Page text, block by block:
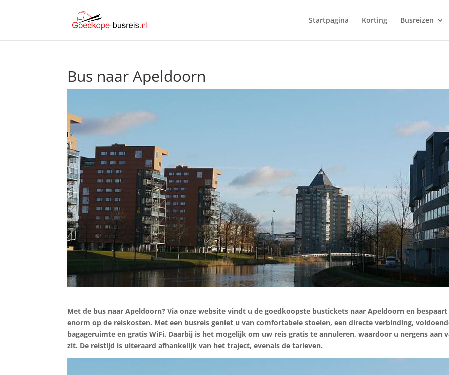
Startpagina Korting Busreizen
Bus naar Apeldoorn
Met de bus naar Apeldoorn? Via onze website vindt u de goedkoopste bustickets naar Apeldoorn en
enorm op de reiskosten. Met een busreis geniet u van comfortabele stoelen, een directe verbinding,
bagageruimte en gratis WiFi. Daarbij is het mogelijk om uw reis gratis te annuleren, waardoor u nergens aan
zit. De reistijd is uiteraard afhankelijk van het traject, evenals de tarieven.